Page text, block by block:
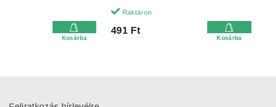
Kosárba
Raktáron
491 Ft
Kosárba